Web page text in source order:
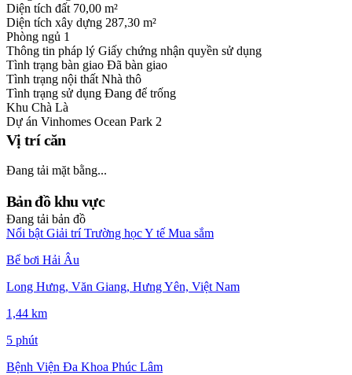
Diện tích đất 70,00 m²
Diện tích xây dựng 287,30 m²
Phòng ngủ 1
Thông tin pháp lý Giấy chứng nhận quyền sử dụng
Tình trạng bàn giao Đã bàn giao
Tình trạng nội thất Nhà thô
Tình trạng sử dụng Đang để trống
Khu Chà Là
Dự án Vinhomes Ocean Park 2
Vị trí căn
Đang tải mặt bằng...
Bản đồ khu vực
Đang tải bản đồ
Nổi bật Giải trí Trường họcY tế Mua sắm
Bể bơi Hải Âu
Long Hưng, Văn Giang, Hưng Yên, Việt Nam
1,44 km
5 phút
Bệnh Viện Đa Khoa Phúc Lâm